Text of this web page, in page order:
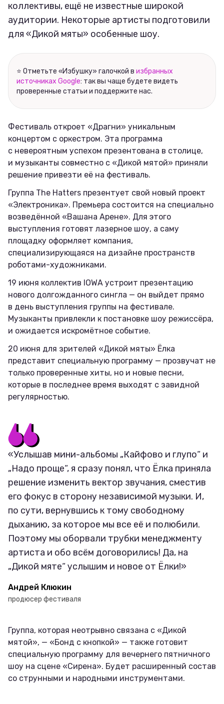
коллективы, ещё не известные широкой
аудитории. Некоторые артисты подготовили
для «Дикой мяты» особенные шоу.
⭐ Отметьте «Избушку» галочкой в избранных
источниках Google: так вы чаще будете видеть
проверенные статьи и поддержите нас.
Фестиваль откроет «Драгни» уникальным
концертом с оркестром. Эта программа
с невероятным успехом презентована в столице,
и музыканты совместно с «Дикой мятой» приняли
решение привезти её на фестиваль.
Группа The Hatters презентует свой новый проект
«Электроника». Премьера состоится на специально
возведённой «Вашана Арене». Для этого
выступления готовят лазерное шоу, а саму
площадку оформляет компания,
специализирующаяся на дизайне пространств
роботами-художниками.
19 июня коллектив IOWA устроит презентацию
нового долгожданного сингла — он выйдет прямо
в день выступления группы на фестивале.
Музыканты привлекли к постановке шоу режиссёра,
и ожидается искромётное событие.
20 июня для зрителей «Дикой мяты» Ёлка
представит специальную программу — прозвучат не
только проверенные хиты, но и новые песни,
которые в последнее время выходят с завидной
регулярностью.
«Услышав мини-альбомы „Кайфово и глупо“ и
„Надо проще“, я сразу понял, что Ёлка приняла
решение изменить вектор звучания, сместив
его фокус в сторону независимой музыки. И,
по сути, вернувшись к тому свободному
дыханию, за которое мы все её и полюбили.
Поэтому мы оборвали трубки менеджменту
артиста и обо всём договорились! Да, на
„Дикой мяте“ услышим и новое от Ёлки!»
Андрей Клюкин
продюсер фестиваля
Группа, которая неотрывно связана с «Дикой
мятой», — «Бонд с кнопкой» — также готовит
специальную программу для вечернего пятничного
шоу на сцене «Сирена». Будет расширенный состав
со струнными и народными инструментами.